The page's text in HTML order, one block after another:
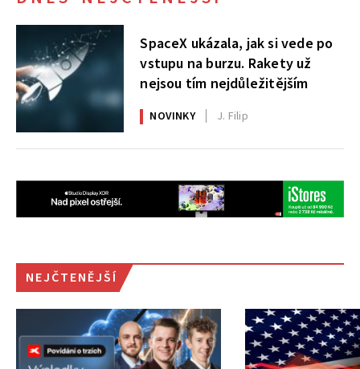
SpaceX ukázala, jak si vede po
vstupu na burzu. Rakety už
nejsou tím nejdůležitějším
NOVINKY J. Filip
NEJČTENĚJŠÍ